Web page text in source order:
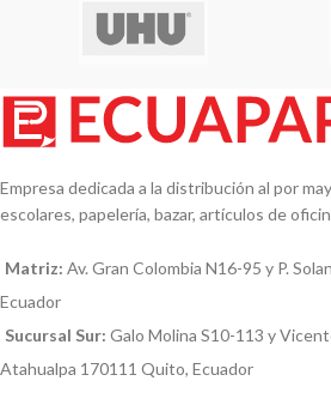
Empresa dedicada a la distribución al por
escolares, papelería, bazar, artículos de
Matriz: Av. Gran Colombia N16-95 y P.
Ecuador
Sucursal Sur: Galo Molina S10-113 y
Atahualpa 170111 Quito, Ecuador